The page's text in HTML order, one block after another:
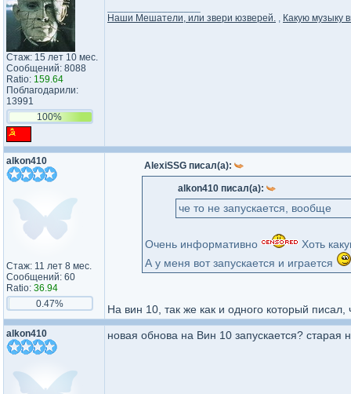
Стаж: 15 лет 10 мес.
Сообщений: 8088
Ratio: 159.64
Поблагодарили:
13991
100%
Наши Мешатели, или звери юзверей. , Какую музыку
alkon410
Стаж: 11 лет 8 мес.
Сообщений: 60
Ratio: 36.94
0.47%
AlexiSSG писал(а):
alkon410 писал(а):
че то не запускается, вообще
Очень информативно
Хоть
А у меня вот запускается и играется
На вин 10, так же как и одного который
alkon410 новая обнова на Вин 10 запускается? старая